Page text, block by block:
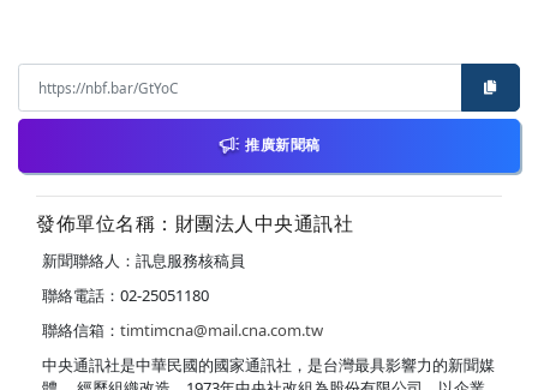
推廣新聞稿
發佈單位名稱：財團法人中央通訊社
新聞聯絡人：訊息服務核稿員
聯絡電話：02-25051180
聯絡信箱： timtimcna@mail.cna.com.tw
中央通訊社是中華民國的國家通訊社，是台灣最具影響力的新聞媒